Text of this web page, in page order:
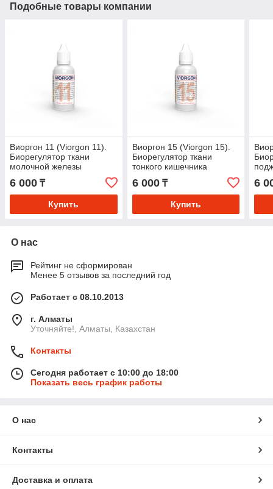
Подобные товары компании
Виоргон 11 (Viorgon 11).
Биорегулятор ткани
молочной железы
6 000 ₸
Купить
Виоргон 15 (Viorgon 15).
Биорегулятор ткани
тонкого кишечника
6 000₸
Купить
6
О нас
Рейтинг не сформирован
Менее 5 отзывов за последний год
Работает с 08.10.2013
г. Алматы
Уточняйте!, Алматы, Казахстан
Контакты
Сегодня работает с 10:00 до 18:00
Показать весь график работы
О нас
Контакты
Доставка и оплата